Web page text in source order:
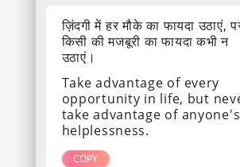
ज़िंदगी में हर मौके का फायदा उठाएं,
किसी की मजबूरी का फायदा कभी न
उठाएं।
Take advantage of every
opportunity in life, but
take advantage of anyone's
helplessness.
COPY